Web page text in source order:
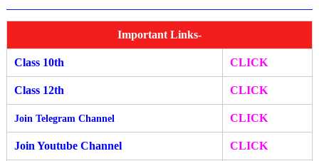
Important Links-
Class 10th CLICK
Class 12th CLICK
Join Telegram Channel CLICK
Join Youtube Channel CLICK